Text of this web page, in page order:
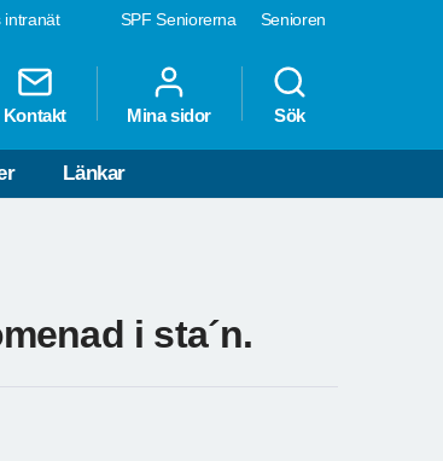
SPF Seniorerna Senioren
intranät
Kontakt Mina sidor Sök
Länkar
i sta´n.